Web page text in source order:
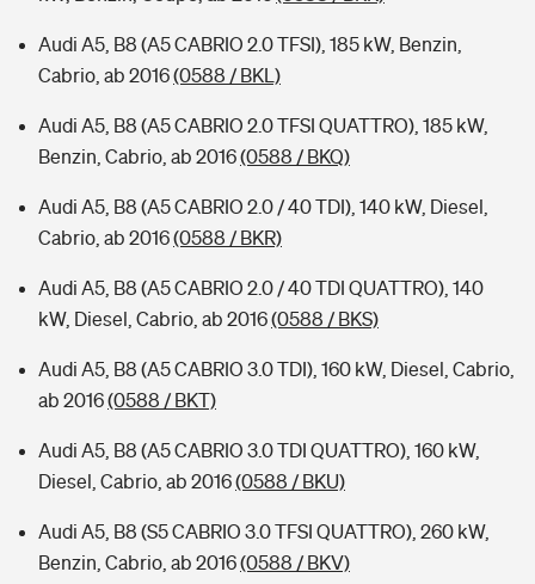
Audi A5, B8 (A5 CABRIO 2.0 TFSI), 185 kW, Benzin,
Cabrio, ab 2016(0588 / BKL)
Audi A5, B8 (A5 CABRIO 2.0 TFSI QUATTRO), 185 kW,
Benzin, Cabrio, ab 2016(0588 / BKQ)
Audi A5, B8 (A5 CABRIO 2.0 / 40 TDI), 140 kW, Diesel,
Cabrio, ab 2016(0588 / BKR)
Audi A5, B8 (A5 CABRIO 2.0 / 40 TDI QUATTRO), 140
kW, Diesel, Cabrio, ab 2016(0588 / BKS)
Audi A5, B8 (A5 CABRIO 3.0 TDI), 160 kW, Diesel, Cabrio,
ab 2016(0588 / BKT)
Audi A5, B8 (A5 CABRIO 3.0 TDI QUATTRO), 160 kW,
Diesel, Cabrio, ab 2016(0588 / BKU)
Audi A5, B8 (S5 CABRIO 3.0 TFSI QUATTRO), 260 kW,
Benzin, Cabrio, ab 2016(0588 / BKV)